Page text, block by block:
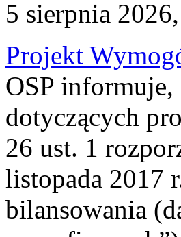
5 sierpnia
Projekt
OSP
dotyczących
26 ust. 1
listopada 2017
bilansowania